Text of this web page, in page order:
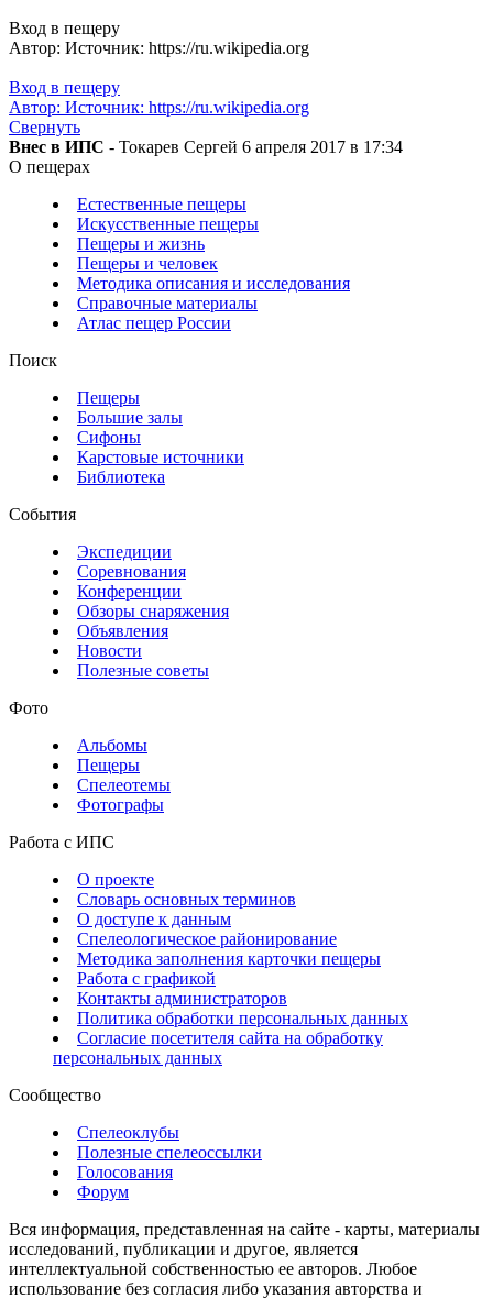
Вход в пещеру
Автор: Источник: https://ru.wikipedia.org
Вход в пещеру
Автор: Источник: https://ru.wikipedia.org
Свернуть
Внес в ИПС - Токарев Сергей 6 апреля 2017 в 17:34
О пещерах
Естественные пещеры
Искусственные пещеры
Пещеры и жизнь
Пещеры и человек
Методика описания и исследования
Справочные материалы
Атлас пещер России
Поиск
Пещеры
Большие залы
Сифоны
Карстовые источники
Библиотека
События
Экспедиции
Соревнования
Конференции
Обзоры снаряжения
Объявления
Новости
Полезные советы
Фото
Альбомы
Пещеры
Спелеотемы
Фотографы
Работа с ИПС
О проекте
Словарь основных терминов
О доступе к данным
Спелеологическое районирование
Методика заполнения карточки пещеры
Работа с графикой
Контакты администраторов
Политика обработки персональных данных
Согласие посетителя сайта на обработку
персональных данных
Сообщество
Спелеоклубы
Полезные спелеоссылки
Голосования
Форум
Вся информация, представленная на сайте - карты, материалы
исследований, публикации и другое, является
интеллектуальной собственностью ее авторов. Любое
использование без согласия либо указания авторства и